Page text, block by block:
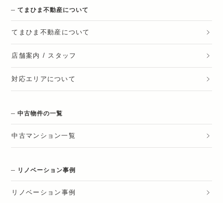
てまひま不動産について
てまひま不動産 について
店舗案内 / スタッフ
対応エリアについて
中古物件の一覧
中古マンション一覧
リノベーション事例
リノベーション 事例